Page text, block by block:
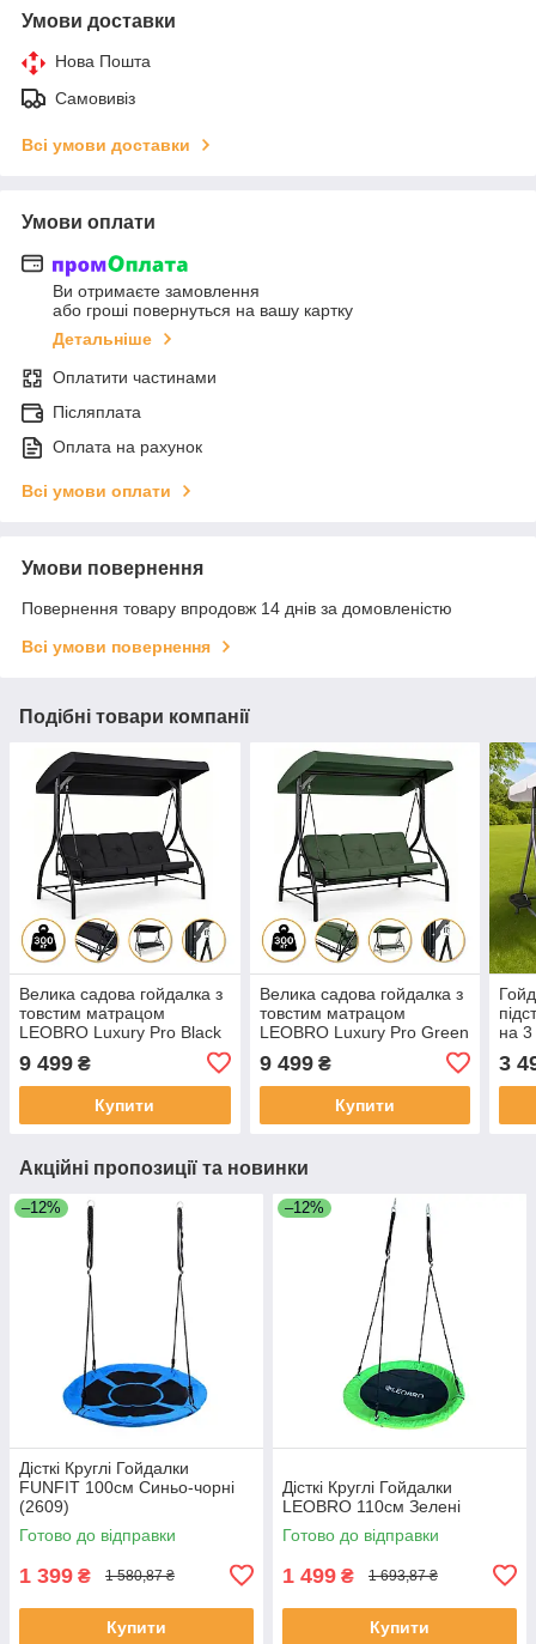
Умови доставки
Нова Пошта
Самовивіз
Всі умови доставки
Умови оплати
Ви отримаєте замовлення
або гроші повернуться на вашу картку
Детальніше
Оплатити частинами
Післяплата
Оплата на рахунок
Всі умови оплати
Умови повернення
Повернення товару впродовж 14 днів за домовленістю
Всі умови повернення
Подібні товари компанії
Велика садова гойдалка з
товстим матрацом
LEOBRO Luxury Pro Black
9 499 ₴
Купити
Велика садова гойдалка з
товстим матрацом
LEOBRO Luxury Pro Green
9 499₴
Купити
на
3
Акційні пропозиції та новинки
–12%
Дісткі Круглі Гойдалки
FUNFIT 100см Синьо-чорні
(2609)
Готово до відправки
1 399 ₴ 1 580,87 ₴
Купити
–12%
Дісткі Круглі Гойдалки
LEOBRO 110см Зелені
Готово до відправки
1 499 ₴ 1 693,87 ₴
Купити